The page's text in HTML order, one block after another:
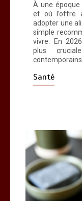
À une époque
et où l’offre
adopter une
simple
vivre. En
plus
contemporains,
Santé